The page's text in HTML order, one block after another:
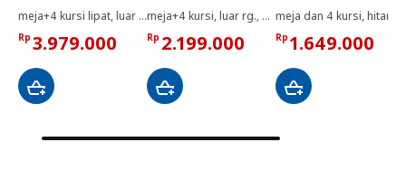
meja+4 kursi lipat, luar ruang, cokelat tua, 143x75 cm
Rp 3.979.000
meja+4 kursi, luar rg., hitam/diwarnai cokelat muda
Rp 2.199.000 Rp 1.649.000